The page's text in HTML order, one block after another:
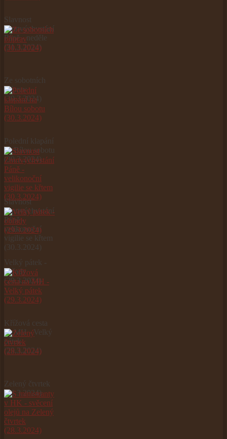
Slavnost
Zmrtvýchvstání
Páně - neděle
(31.3.2024)
Ze sobotních
příprav
(30.3.2024)
Polední klapání
na Bílou sobotu
(30.3.2024)
Slavnost
Zmrtvýchvstání
Páně -
velikonoční
vigilie se křtem
(30.3.2024)
Velký pátek -
obřady
(29.3.2024)
Křížová cesta
na MH - Velký
pátek
(29.3.2024)
Zelený čtvrtek
(28.3.2024)